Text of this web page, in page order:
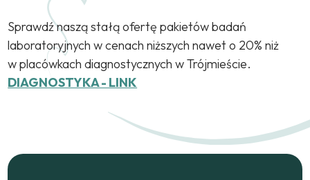
Sprawdź naszą stałą ofertę pakietów badań
laboratoryjnych w cenach niższych nawet o 20% niż
w placówkach diagnostycznych w Trójmieście.
DIAGNOSTYKA - LINK